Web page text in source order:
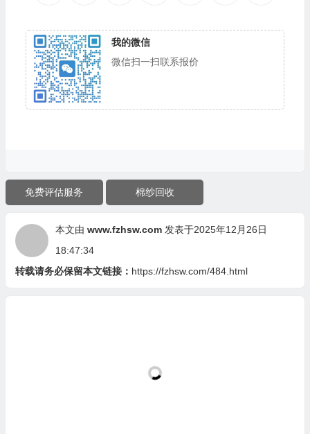
我的微信
微信扫一扫联系报价
免费评估服务 棉纱回收
本文由 www.fzhsw.com 发表于2025年12月26日
18:47:34
转载请务必保留本文链接： https://fzhsw.com/484.html